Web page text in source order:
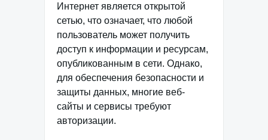
Интернет является открытой
сетью, что означает, что любой
пользователь может получить
доступ к информации и ресурсам,
опубликованным в сети. Однако,
для обеспечения безопасности и
защиты данных, многие веб-
сайты и сервисы требуют
авторизации.